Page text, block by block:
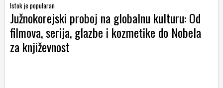
Istok je popularan
Južnokorejski proboj na globalnu kulturu: Od
filmova, serija, glazbe i kozmetike do Nobela
za književnost